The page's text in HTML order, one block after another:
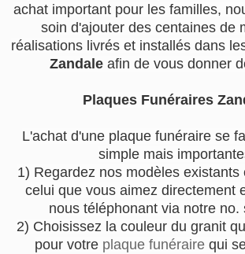
achat important pour les familles,
soin d'ajouter des centaines de
réalisations livrés et installés dans
Zandaleafin de vous donner
Plaques Funéraires
L'achat d'une plaque funéraire se
simple mais
1) Regardez nos modèles existants
celui que vous aimez directement
nous téléphonant via notre no.
2) Choisissez la couleur du granit
pour votre plaque funérairequi